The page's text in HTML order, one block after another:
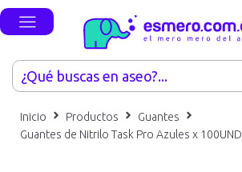
Inicio Productos
Guantes
Guantes de Nitrilo Task Pro Azules x 100UND